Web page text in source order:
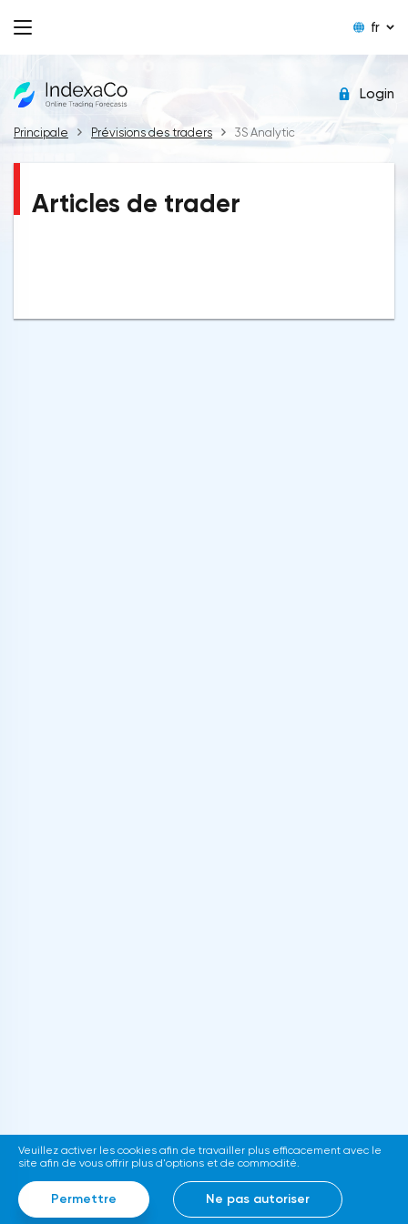
fr
Login
Principale Prévisions des traders 3S Analytic
Articles de trader
Veuillez activer les cookies afin de travailler plus efficacement avec le
site afin de vous offrir plus d'options et de commodité.
Permettre Ne pas autoriser